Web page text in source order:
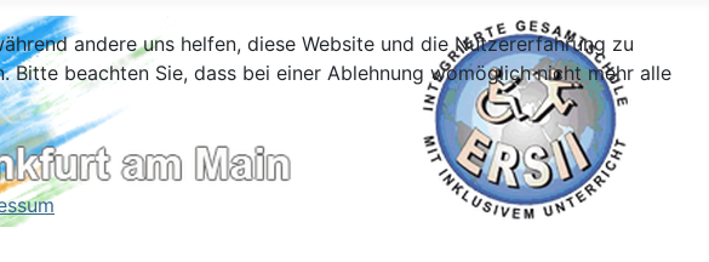
andere uns helfen, diese Website und die Nutzererfahrung zu
beachten Sie, dass bei einer Ablehnung womöglich nicht mehr alle